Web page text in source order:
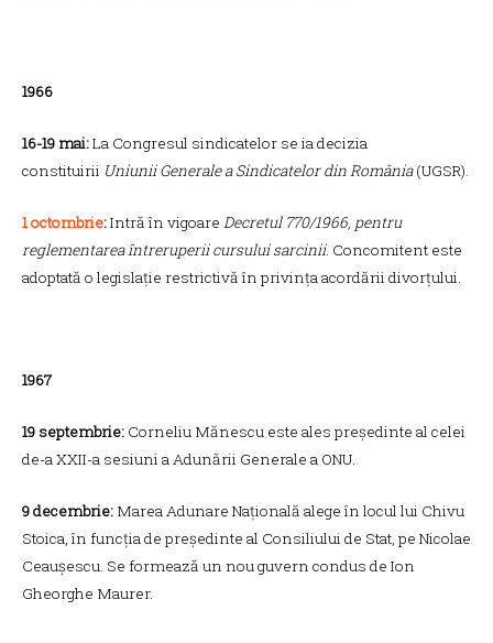
1966
16-19 mai:La Congresul sindicatelor se ia decizia
constituirii Uniunii Generale a Sindicatelor din România(UGSR).
1 octombrie:Intră în vigoare Decretul 770/1966, pentru
reglementarea întreruperii cursului sarcinii. Concomitent este
adoptată o legislație restrictivă în privința acordării divorțului.
1967
19 septembrie: Corneliu Mănescu este ales președinte al celei
de-a XXII-a sesiuni a Adunării Generale a ONU.
9 decembrie: Marea Adunare Națională alege în locul lui Chivu
Stoica, în funcția de președinte al Consiliului de Stat, pe Nicolae
Ceaușescu. Se formează un nou guvern condus de Ion
Gheorghe Maurer.